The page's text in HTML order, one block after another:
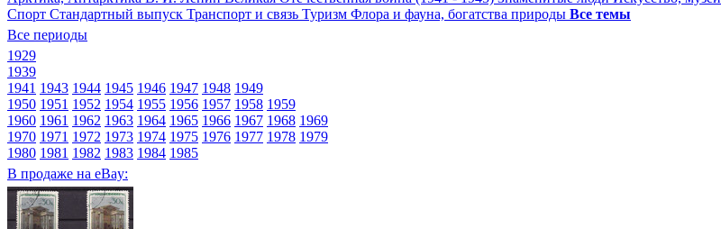
Спорт Стандартный выпуск Транспорт и связь Туризм Флора и фауна, богатства природы Все темы
Все периоды
1929
1939
1941 1943 1944 1945 1946 1947 1948 1949
1950 1951 1952 1954 1955 1956 1957 1958 1959
1960 1961 1962 1963 1964 1965 1966 1967 1968 1969
1970 1971 1972 1973 1974 1975 1976 1977 1978 1979
1980 1981 1982 1983 1984 1985
В продаже на eBay: